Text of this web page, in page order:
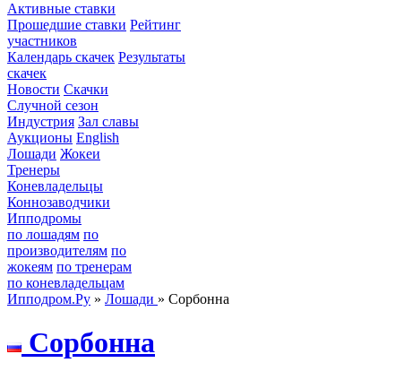
Активные ставки
Прошедшие ставки Рейтинг
участников
Календарь скачек Результаты
скачек
Новости Скачки
Случной сезон
Индустрия Зал славы
Аукционы English
Лошади Жокеи
Тренеры
Коневладельцы
Коннозаводчики
Ипподромы
по лошадям по
производителям по
жокеям по тренерам
по коневладельцам
Ипподром.Ру » Лошади » Сорбонна
Cоpбонна